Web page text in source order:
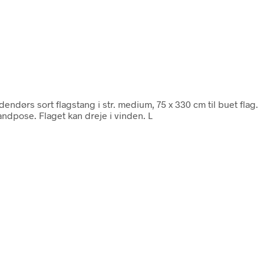
sort flagstang i str. medium, 75 x 330 cm til buet flag.
Flaget kan dreje i vinden. L